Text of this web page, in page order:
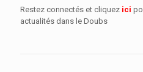
Restez connectés et cliquez ici
actualités dans le Doubs